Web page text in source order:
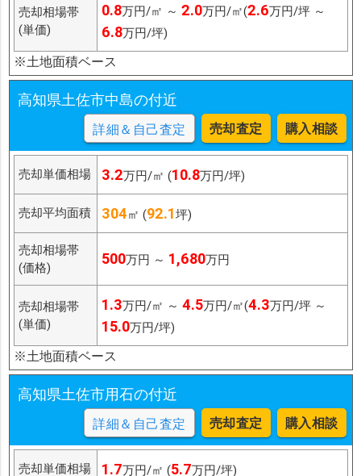
売却相場帯
(単価)
0.8万円/㎡ ～ 2.0万円/㎡(2.6万円/坪 ～
6.8万円/坪)
※土地面積ベース
高知県土佐市中島の付近
詳細＆自己査定 売却査定 購入相談
売却単価相場 3.2万円/㎡ (10.8万円/坪)
売却平均面積 304㎡ (92.1坪)
売却相場帯
(価格)
500万円 ～ 1,680万円
売却相場帯
(単価)
1.3万円/㎡ ～ 4.5万円/㎡(4.3万円/坪 ～
15.0万円/坪)
※土地面積ベース
高知県土佐市用石の付近
詳細＆自己査定 売却査定 購入相談
売却単価相場 1.7万円/㎡ (5.7万円/坪)